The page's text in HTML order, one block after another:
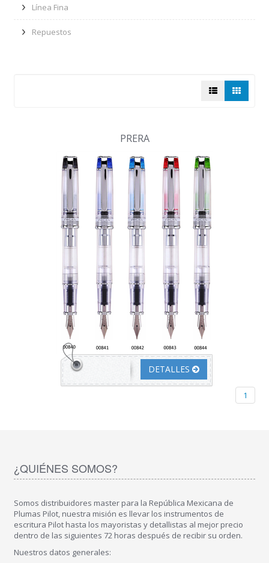
Línea Fina
Repuestos
PRERA
DETALLES
1
¿QUIÉNES SOMOS?
Somos distribuidores master para la República Mexicana de
Plumas Pilot, nuestra misión es llevar los instrumentos de
escritura Pilot hasta los mayoristas y detallistas al mejor precio
dentro de las siguientes 72 horas después de recibir su orden.
Nuestros datos generales: